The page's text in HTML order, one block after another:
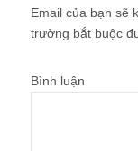
Email của bạn sẽ
trường bắt buộc
Bình luận